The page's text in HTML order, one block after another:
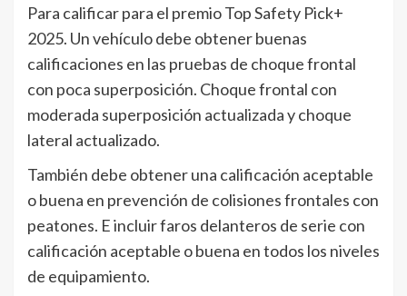
Para calificar para el premio Top Safety Pick+
2025. Un vehículo debe obtener buenas
calificaciones en las pruebas de choque frontal
con poca superposición. Choque frontal con
moderada superposición actualizada y choque
lateral actualizado.
También debe obtener una calificación aceptable
o buena en prevención de colisiones frontales con
peatones. E incluir faros delanteros de serie con
calificación aceptable o buena en todos los niveles
de equipamiento.